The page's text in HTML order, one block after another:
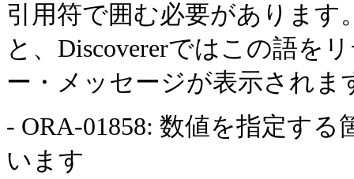
引用符で囲む必要があります
と、Discovererではこの語を
ー・メッセージが表示されま
- ORA-01858: 数値を指定す
います